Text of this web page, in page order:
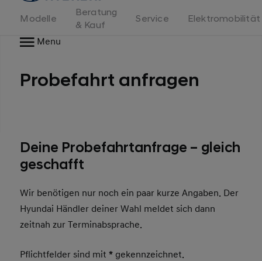
Modelle
Beratung
& Kauf
Service
Elektromobilität
Menu
Probefahrt anfragen
Deine Probefahrtanfrage – gleich
geschafft
Wir benötigen nur noch ein paar kurze Angaben. Der
Hyundai Händler deiner Wahl meldet sich dann
zeitnah zur Terminabsprache.
Pflichtfelder sind mit* gekennzeichnet.